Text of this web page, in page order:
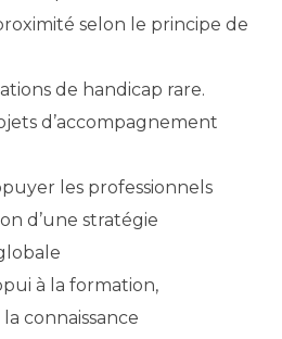
selon le principe de
de handicap rare.
d’accompagnement
les professionnels
d’une stratégie
à la formation,
connaissance